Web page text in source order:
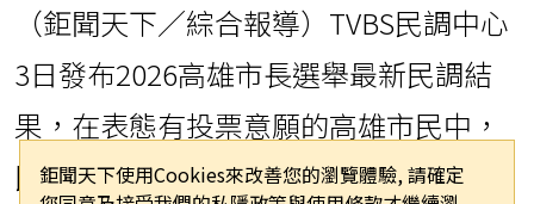
鉅聞天下使用Cookies來改善您的瀏覽體驗, 請確定
（鉅聞天下／綜合報導）TVBS民調中心
3日發布2026高雄市長選舉最新民調結
果，在表態有投票意願的高雄市民中，
民進黨參選人賴瑞隆以40.3%的支持度